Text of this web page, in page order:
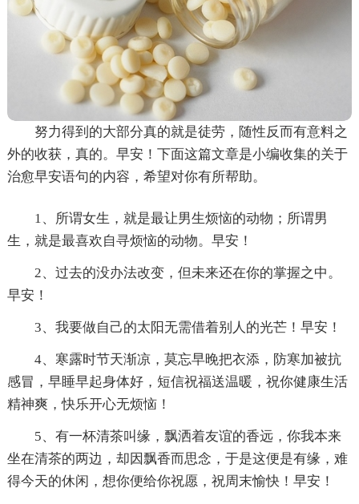
努力得到的大部分真的就是徒劳，随性反而有意料之
外的收获，真的。早安！下面这篇文章是小编收集的关于
治愈早安语句的内容，希望对你有所帮助。
1、所谓女生，就是最让男生烦恼的动物；所谓男
生，就是最喜欢自寻烦恼的动物。早安！
2、过去的没办法改变，但未来还在你的掌握之中。
早安！
3、我要做自己的太阳无需借着别人的光芒！早安！
4、寒露时节天渐凉，莫忘早晚把衣添，防寒加被抗
感冒，早睡早起身体好，短信祝福送温暖，祝你健康生活
精神爽，快乐开心无烦恼！
5、有一杯清茶叫缘，飘洒着友谊的香远，你我本来
坐在清茶的两边，却因飘香而思念，于是这便是有缘，难
得今天的休闲，想你便给你祝愿，祝周末愉快！早安！